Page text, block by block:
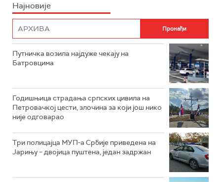
Најновије
Путничка возила најдуже чекају на
Батровцима
Годишњица страдања српских цивила на
Петровачкој цести, злочина за који још нико
није одговарао
Три полицајца МУП-а Србије приведена на
Јарињу – двојица пуштена, један задржан